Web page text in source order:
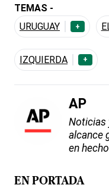
TEMAS -
URUGUAY
+
IZQUIERDA +
AP
Noticias
alcance
en
EN PORTADA